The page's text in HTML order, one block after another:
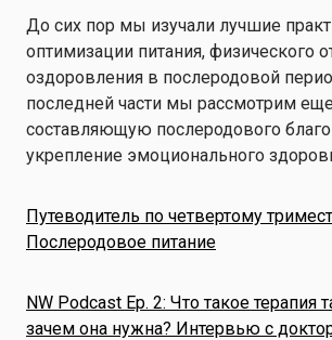
До сих пор мы изучали лучшие
оптимизации питания, физического
оздоровления в послеродовой
последней части мы рассмотрим
составляющую послеродового
укрепление эмоционального
Путеводитель по четвертому
Послеродовое питание
NW Podcast Ep. 2: Что такое терапия
зачем она нужна? Интервью с